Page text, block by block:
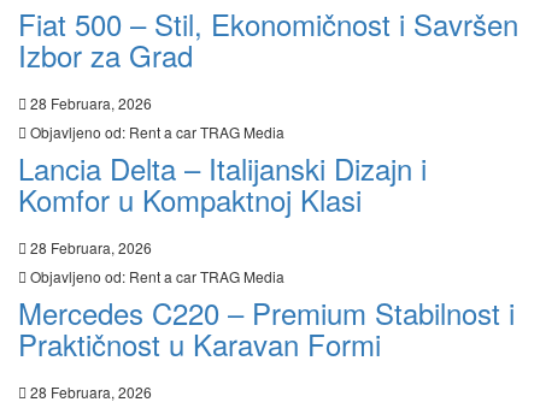
Fiat 500 – Stil, Ekonomičnost i Savršen
Izbor za Grad
28 Februara, 2026
Objavljeno od: Rent a car TRAG Media
Lancia Delta – Italijanski Dizajn i
Komfor u Kompaktnoj Klasi
28 Februara, 2026
Objavljeno od: Rent a car TRAG Media
Mercedes C220 – Premium Stabilnost i
Praktičnost u Karavan Formi
28 Februara, 2026